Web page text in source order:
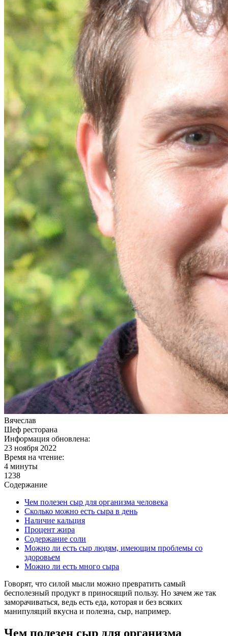
Вячеслав
Шеф ресторана
Информация обновлена:
23 ноября 2022
Время на чтение:
4 минуты
1238
Содержание
Чем полезен сыр для организма человека
Сколько можно есть сыра в день
Наличие кальция
Процент жира
Содержание соли
Можно ли есть сыр людям, имеющим проблемы со
здоровьем
Можно ли есть много сыра
Говорят, что силой мысли можно превратить самый
бесполезный продукт в приносящий пользу. Но зачем же так
заморачиваться, ведь есть еда, которая и без всяких
манипуляций вкусна и полезна, сыр, например.
Чем полезен сыр для организма